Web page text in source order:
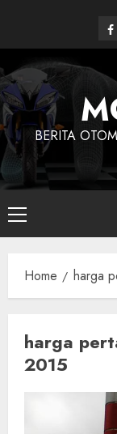
content
BERITA
Primary
Menu
Home harga
harga
2015